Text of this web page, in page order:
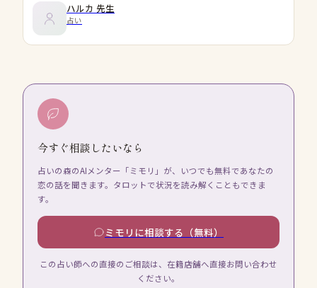
ハルカ 先生
占い
今すぐ相談したいなら
占いの森のAIメンター「ミモリ」が、いつでも無料であなたの
恋の話を聞きます。タロットで状況を読み解くこともできま
す。
ミモリに相談する（無料）
この占い師への直接のご相談は、在籍店舗へ直接お問い合わせ
ください。